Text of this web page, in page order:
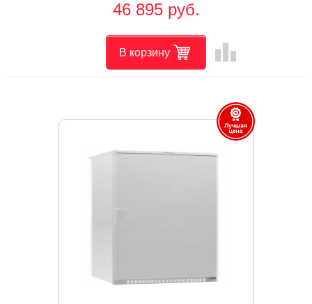
46 895 руб.
В корзину leaderboard